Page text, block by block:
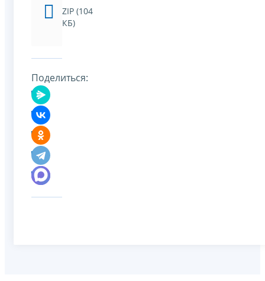
ZIP (104
КБ)
Поделиться: